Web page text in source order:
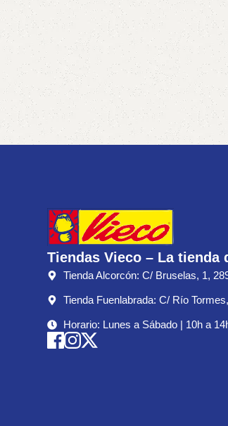
Tiendas Vieco – La tienda
Tienda Alcorcón: C/ Bruselas, 1,
Tienda Fuenlabrada: C/ Río
Horario: Lunes a Sábado | 10h a